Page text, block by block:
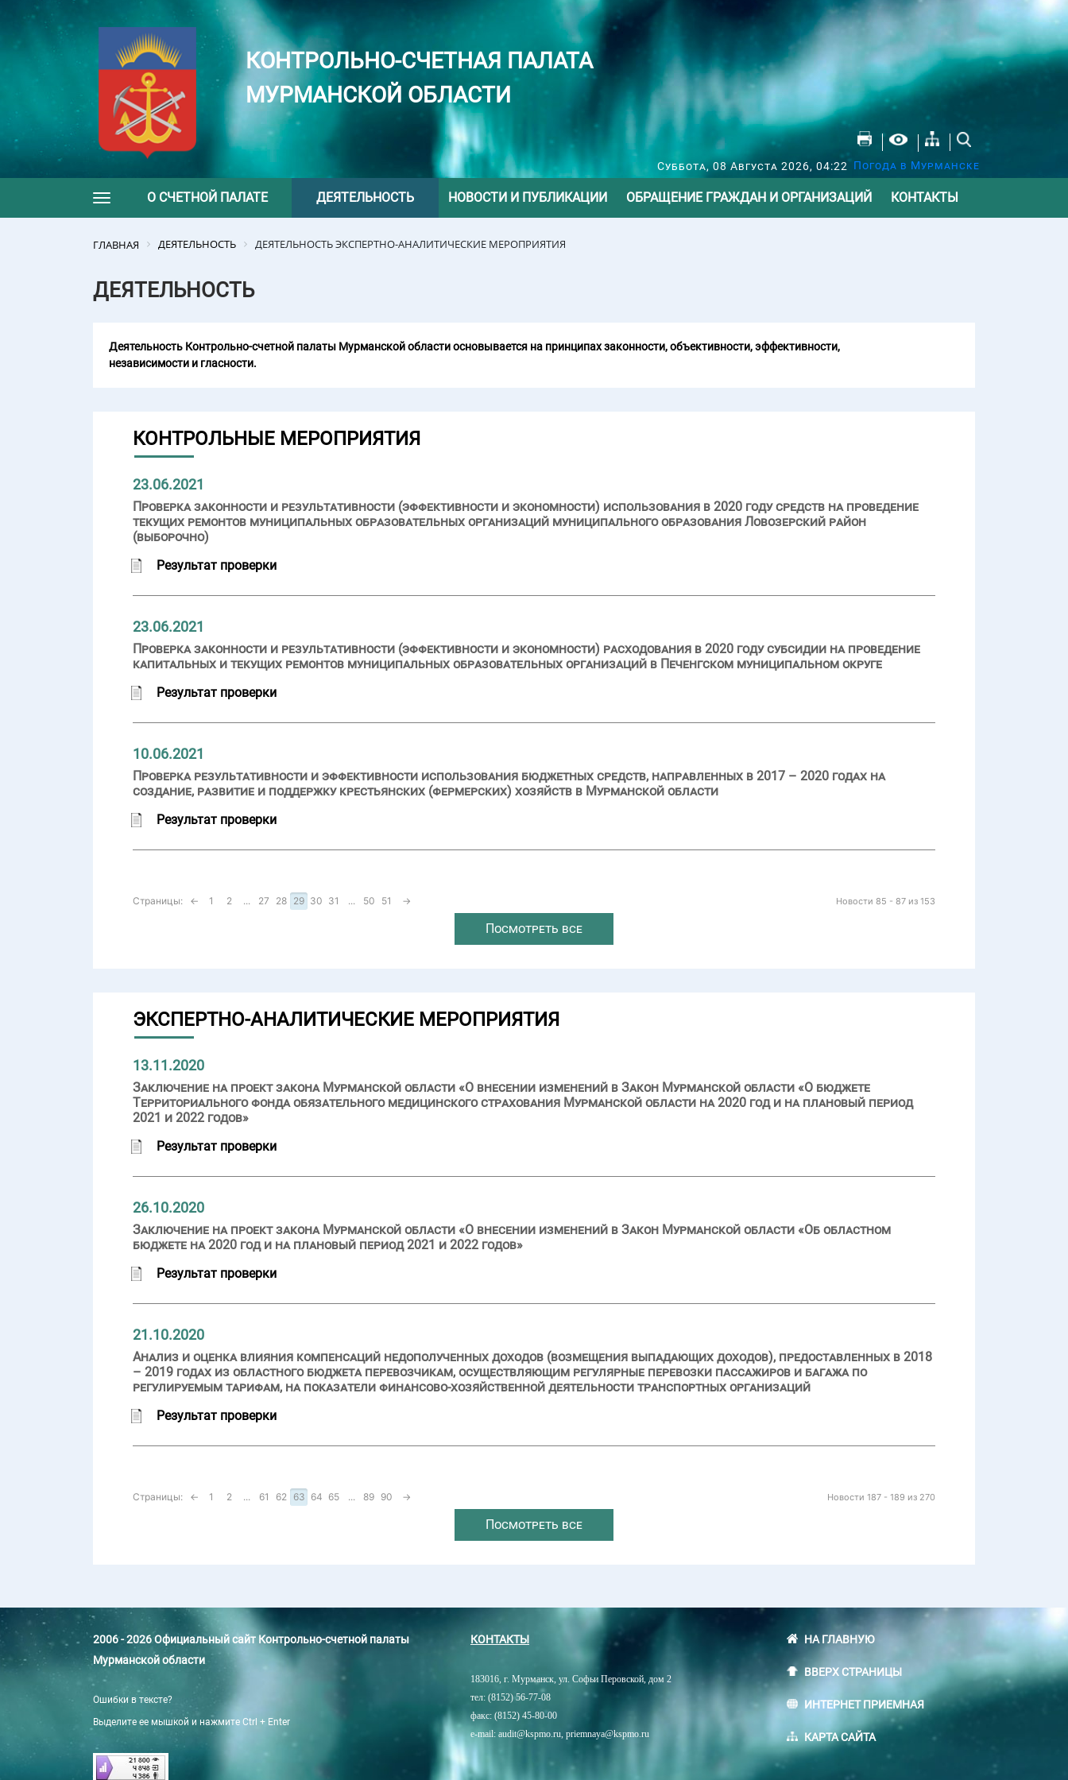
КОНТРОЛЬНО-СЧЕТНАЯ ПАЛАТА
МУРМАНСКОЙ ОБЛАСТИ
Суббота, 08 Августа 2026, 04:22 Погода в Мурманске
Toggle navigation
О СЧЕТНОЙ ПАЛАТЕ ДЕЯТЕЛЬНОСТЬ НОВОСТИ И ПУБЛИКАЦИИ ОБРАЩЕНИЕ ГРАЖДАН И ОРГАНИЗАЦИЙ КОНТАКТЫ
ГЛАВНАЯ ДЕЯТЕЛЬНОСТЬ ДЕЯТЕЛЬНОСТЬ ЭКСПЕРТНО-АНАЛИТИЧЕСКИЕ МЕРОПРИЯТИЯ
ДЕЯТЕЛЬНОСТЬ
Деятельность Контрольно-счетной палаты Мурманской области основывается на принципах законности, объективности, эффективности,
независимости и гласности.
КОНТРОЛЬНЫЕ МЕРОПРИЯТИЯ
23.06.2021
Проверка законности и результативности (эффективности и экономности) использования в 2020 году средств на проведение
текущих ремонтов муниципальных образовательных организаций муниципального образования Ловозерский район
(выборочно)
Результат проверки
23.06.2021
Проверка законности и результативности (эффективности и экономности) расходования в 2020 году субсидии на проведение
капитальных и текущих ремонтов муниципальных образовательных организаций в Печенгском муниципальном округе
Результат проверки
10.06.2021
Проверка результативности и эффективности использования бюджетных средств, направленных в 2017 – 2020 годах на
создание, развитие и поддержку крестьянских (фермерских) хозяйств в Мурманской области
Результат проверки
Новости 85 - 87 из 153
Страницы: ← 1 2 ... 27 28 29 30 31 ... 50 51 →
Посмотреть все
ЭКСПЕРТНО-АНАЛИТИЧЕСКИЕ МЕРОПРИЯТИЯ
13.11.2020
Заключение на проект закона Мурманской области «О внесении изменений в Закон Мурманской области «О бюджете
Территориального фонда обязательного медицинского страхования Мурманской области на 2020 год и на плановый период
2021 и 2022 годов»
Результат проверки
26.10.2020
Заключение на проект закона Мурманской области «О внесении изменений в Закон Мурманской области «Об областном
бюджете на 2020 год и на плановый период 2021 и 2022 годов»
Результат проверки
21.10.2020
Анализ и оценка влияния компенсаций недополученных доходов (возмещения выпадающих доходов), предоставленных в 2018
– 2019 годах из областного бюджета перевозчикам, осуществляющим регулярные перевозки пассажиров и багажа по
регулируемым тарифам, на показатели финансово-хозяйственной деятельности транспортных организаций
Результат проверки
Новости 187 - 189 из 270
Страницы: ← 1 2 ... 61 62 63 64 65 ... 89 90 →
Посмотреть все
2006 - 2026 Официальный сайт Контрольно-счетной палаты
Мурманской области
Ошибки в тексте?
Выделите ее мышкой и нажмите Ctrl + Enter
КОНТАКТЫ
183016, г. Мурманск, ул. Софьи Перовской, дом 2
тел: (8152) 56-77-08
факс: (8152) 45-80-00
e-mail: audit@kspmo.ru, priemnaya@kspmo.ru
НА ГЛАВНУЮ
ВВЕРХ СТРАНИЦЫ
ИНТЕРНЕТ ПРИЕМНАЯ
КАРТА САЙТА